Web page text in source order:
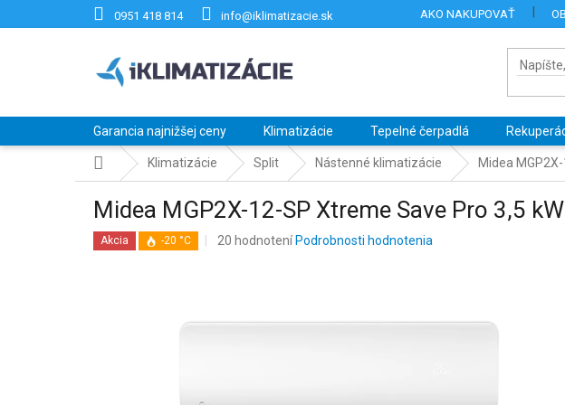
0951 418 814 info@iklimatizacie.sk AKO NAKUPOVAŤ
Garancia najnižšej ceny Klimatizácie Tepelné čerpadlá
DomovKlimatizácie Split Nástenné klimatizácie Midea
Midea MGP2X-12-SP Xtreme Save Pro 3,5
Akcia -20 °C
Priemerné
z
20 hodnotení Podrobnosti hodnotenia